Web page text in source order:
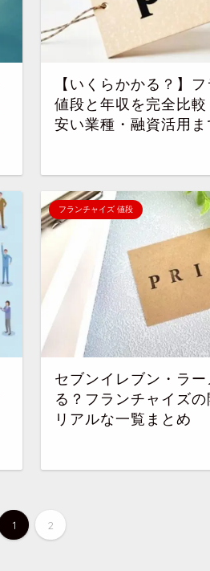
【いくらかかる？】
値段と年収を完全比較
安い業種・融資活用ま
フランチャイズ 値段
セブンイレブン・ラ
る？フランチャイズ
リアルな一覧まとめ
1 2